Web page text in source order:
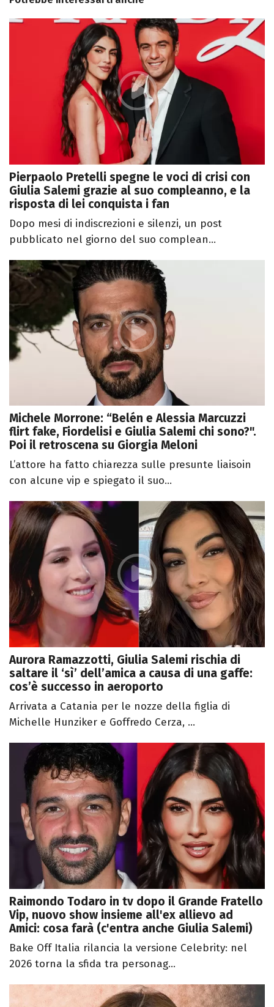
Pierpaolo Pretelli spegne le voci di crisi con
Giulia Salemi grazie al suo compleanno, e la
risposta di lei conquista i fan
Dopo mesi di indiscrezioni e silenzi, un post
pubblicato nel giorno del suo complean...
Michele Morrone: “Belén e Alessia Marcuzzi
flirt fake, Fiordelisi e Giulia Salemi chi sono?".
Poi il retroscena su Giorgia Meloni
L’attore ha fatto chiarezza sulle presunte liaisoin
con alcune vip e spiegato il suo...
Aurora Ramazzotti, Giulia Salemi rischia di
saltare il ‘sì’ dell’amica a causa di una gaffe:
cos’è successo in aeroporto
Arrivata a Catania per le nozze della figlia di
Michelle Hunziker e Goffredo Cerza, ...
Raimondo Todaro in tv dopo il Grande Fratello
Vip, nuovo show insieme all'ex allievo ad
Amici: cosa farà (c'entra anche Giulia Salemi)
Bake Off Italia rilancia la versione Celebrity: nel
2026 torna la sfida tra personag...